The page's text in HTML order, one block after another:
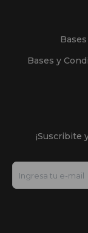
Bases y
¡Suscribite